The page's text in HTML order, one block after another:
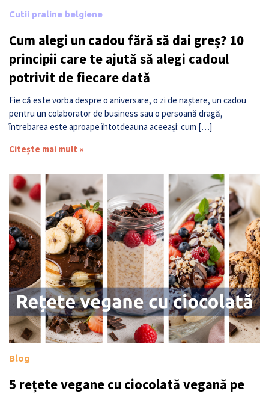
Cutii praline belgiene
Cum alegi un cadou fără să dai greș? 10
principii care te ajută să alegi cadoul
potrivit de fiecare dată
Fie că este vorba despre o aniversare, o zi de naștere, un cadou
pentru un colaborator de business sau o persoană dragă,
întrebarea este aproape întotdeauna aceeași: cum […]
Citește mai mult »
Blog
5 rețete vegane cu ciocolată vegană pe